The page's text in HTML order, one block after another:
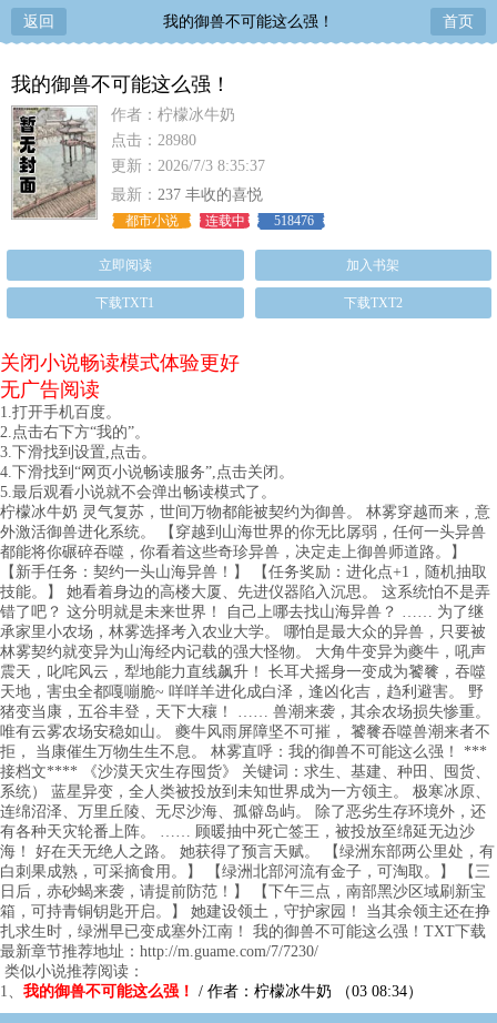
返回 我的御兽不可能这么强！ 首页
我的御兽不可能这么强！
作者：柠檬冰牛奶
点击：28980
更新：2026/7/3 8:35:37
最新： 237 丰收的喜悦
都市小说 连载中 518476
立即阅读 加入书架
下载TXT1 下载TXT2
关闭小说畅读模式体验更好
无广告阅读
1.打开手机百度。
2.点击右下方“我的”。
3.下滑找到设置,点击。
4.下滑找到“网页小说畅读服务”,点击关闭。
5.最后观看小说就不会弹出畅读模式了。
柠檬冰牛奶 灵气复苏，世间万物都能被契约为御兽。 林雾穿越而来，意
外激活御兽进化系统。 【穿越到山海世界的你无比孱弱，任何一头异兽
都能将你碾碎吞噬，你看着这些奇珍异兽，决定走上御兽师道路。】
【新手任务：契约一头山海异兽！】 【任务奖励：进化点+1，随机抽取
技能。】 她看着身边的高楼大厦、先进仪器陷入沉思。 这系统怕不是弄
错了吧？ 这分明就是未来世界！ 自己上哪去找山海异兽？ …… 为了继
承家里小农场，林雾选择考入农业大学。 哪怕是最大众的异兽，只要被
林雾契约就变异为山海经内记载的强大怪物。 大角牛变异为夔牛，吼声
震天，叱咤风云，犁地能力直线飙升！ 长耳犬摇身一变成为饕餮，吞噬
天地，害虫全都嘎嘣脆~ 咩咩羊进化成白泽，逢凶化吉，趋利避害。 野
猪变当康，五谷丰登，天下大穰！ …… 兽潮来袭，其余农场损失惨重。
唯有云雾农场安稳如山。 夔牛风雨屏障坚不可摧， 饕餮吞噬兽潮来者不
拒， 当康催生万物生生不息。 林雾直呼：我的御兽不可能这么强！ ***
接档文**** 《沙漠天灾生存囤货》 关键词：求生、基建、种田、囤货、
系统） 蓝星异变，全人类被投放到未知世界成为一方领主。 极寒冰原、
连绵沼泽、万里丘陵、无尽沙海、孤僻岛屿。 除了恶劣生存环境外，还
有各种天灾轮番上阵。 …… 顾暖抽中死亡签王，被投放至绵延无边沙
海！ 好在天无绝人之路。 她获得了预言天赋。 【绿洲东部两公里处，有
白刺果成熟，可采摘食用。】 【绿洲北部河流有金子，可淘取。】 【三
日后，赤砂蝎来袭，请提前防范！】 【下午三点，南部黑沙区域刷新宝
箱，可持青铜钥匙开启。】 她建设领土，守护家园！ 当其余领主还在挣
扎求生时，绿洲早已变成塞外江南！ 我的御兽不可能这么强！TXT下载
最新章节推荐地址：http://m.guame.com/7/7230/
类似小说推荐阅读：
1、 我的御兽不可能这么强！ / 作者：柠檬冰牛奶 （03 08:34）